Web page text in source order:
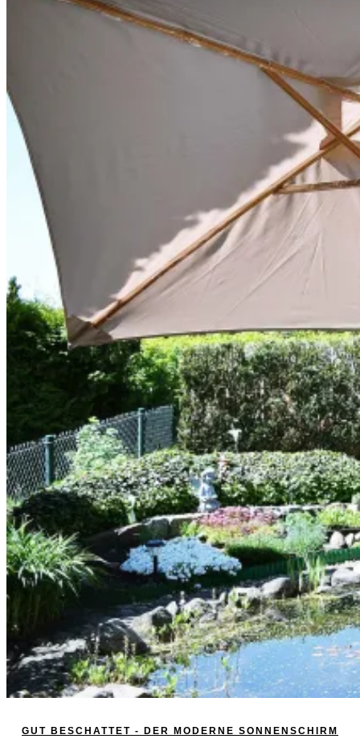
GUT BESCHATTET - DER MODERNE SONNENSCHIRM